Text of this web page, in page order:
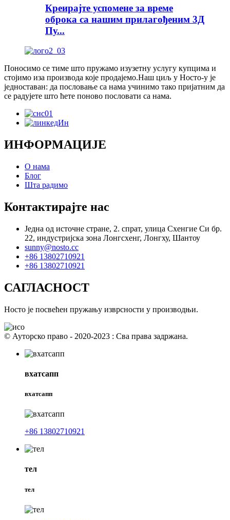
Креирајте успомене за време
оброка са нашим прилагођеним 3Д
Пу...
Поносимо се тиме што пружамо изузетну услугу купцима и
стојимо иза производа које продајемо.Наш циљ у Носто-у је
једноставан: да пословање са нама учинимо тако пријатним да
се радујете што ћете поново пословати са нама.
ИНФОРМАЦИЈЕ
О нама
Блог
Шта радимо
Контактирајте нас
Једна од источне стране, 2. спрат, улица Схенгие Си бр.
22, индустријска зона Лонгсхенг, Лонгху, Шантоу
sunny@nosto.cc
+86 13802710921
+86 13802710921
САГЛАСНОСТ
Носто је посвећен пружању изврсности у производњи.
© Ауторско право - 2020-2023 : Сва права задржана.
вхатсапп
вхатсапп
+86 13802710921
тел
тел